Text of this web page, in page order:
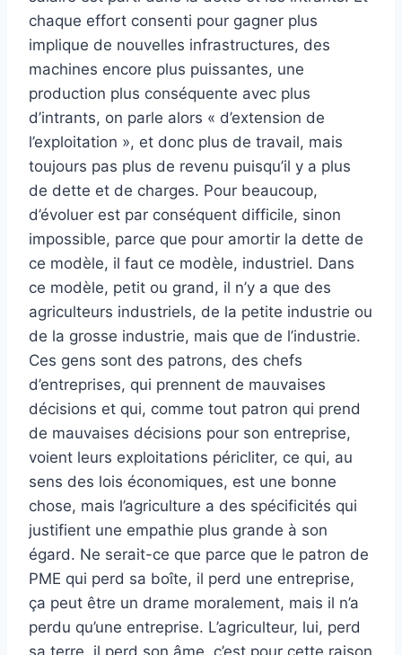
chaque effort consenti pour gagner plus
implique de nouvelles infrastructures, des
machines encore plus puissantes, une
production plus conséquente avec plus
d’intrants, on parle alors « d’extension de
l’exploitation », et donc plus de travail, mais
toujours pas plus de revenu puisqu’il y a plus
de dette et de charges. Pour beaucoup,
d’évoluer est par conséquent difficile, sinon
impossible, parce que pour amortir la dette de
ce modèle, il faut ce modèle, industriel. Dans
ce modèle, petit ou grand, il n’y a que des
agriculteurs industriels, de la petite industrie ou
de la grosse industrie, mais que de l’industrie.
Ces gens sont des patrons, des chefs
d’entreprises, qui prennent de mauvaises
décisions et qui, comme tout patron qui prend
de mauvaises décisions pour son entreprise,
voient leurs exploitations péricliter, ce qui, au
sens des lois économiques, est une bonne
chose, mais l’agriculture a des spécificités qui
justifient une empathie plus grande à son
égard. Ne serait-ce que parce que le patron de
PME qui perd sa boîte, il perd une entreprise,
ça peut être un drame moralement, mais il n’a
perdu qu’une entreprise. L’agriculteur, lui, perd
sa terre, il perd son âme, c’est pour cette raison